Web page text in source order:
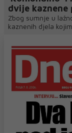
dvije kaznene
Zbog sumnje u
kaznenih djela